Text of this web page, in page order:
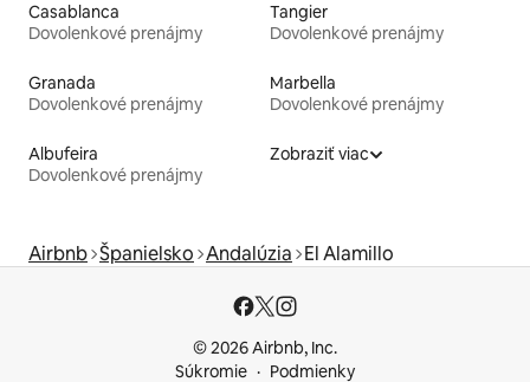
Casablanca
Dovolenkové prenájmy
Tangier
Dovolenkové prenájmy
Granada
Dovolenkové prenájmy
Marbella
Dovolenkové prenájmy
Albufeira
Dovolenkové prenájmy
Zobraziť viac
Airbnb Španielsko Andalúzia El Alamillo
© 2026 Airbnb, Inc.
Súkromie
Podmienky